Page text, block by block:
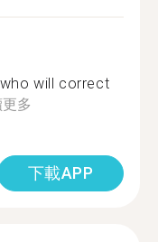
will correct
多
下載APP